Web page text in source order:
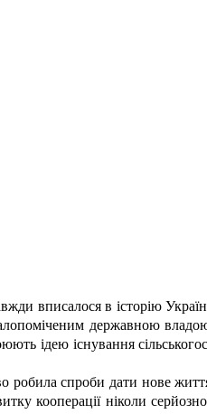
вписалося в історію
державною
ідею існування
спроби дати нове
кооперації ніколи